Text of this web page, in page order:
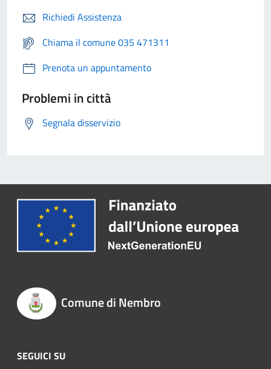
Richiedi Assistenza
Chiama il comune 035 471311
Prenota un appuntamento
Problemi in città
Segnala disservizio
Comune di Nembro
SEGUICI SU